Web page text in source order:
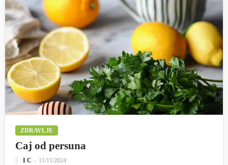
ZDRAVLJE
Caj od persuna
I C 11/11/2024